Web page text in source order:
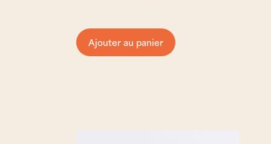
Ajouter au panier